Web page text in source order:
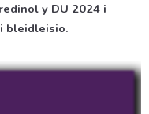
y DU 2024 i
bleidleisio.